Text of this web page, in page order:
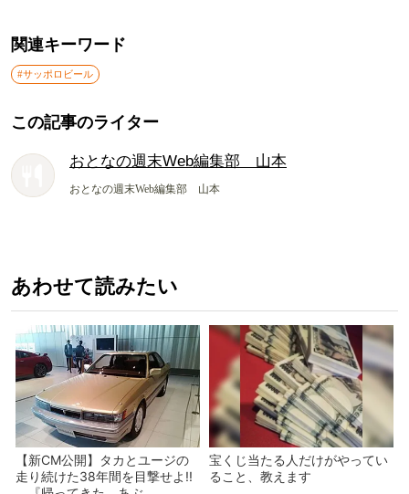
関連キーワード
#サッポロビール
この記事のライター
おとなの週末Web編集部 山本
おとなの週末Web編集部 山本
あわせて読みたい
【新CM公開】タカとユージの
走り続けた38年間を目撃せよ!!
宝くじ当たる人だけがやってい
ること、教えます